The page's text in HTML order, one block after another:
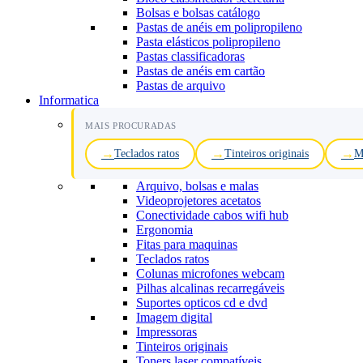
Bolsas e bolsas catálogo
Pastas de anéis em polipropileno
Pasta elásticos polipropileno
Pastas classificadoras
Pastas de anéis em cartão
Pastas de arquivo
Informatica
MAIS PROCURADAS
Teclados ratos Tinteiros originais
Arquivo, bolsas e malas
Videoprojetores acetatos
Conectividade cabos wifi hub
Ergonomia
Fitas para maquinas
Teclados ratos
Colunas microfones webcam
Pilhas alcalinas recarregáveis
Suportes opticos cd e dvd
Imagem digital
Impressoras
Tinteiros originais